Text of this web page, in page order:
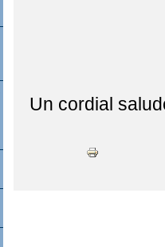
Un cordial